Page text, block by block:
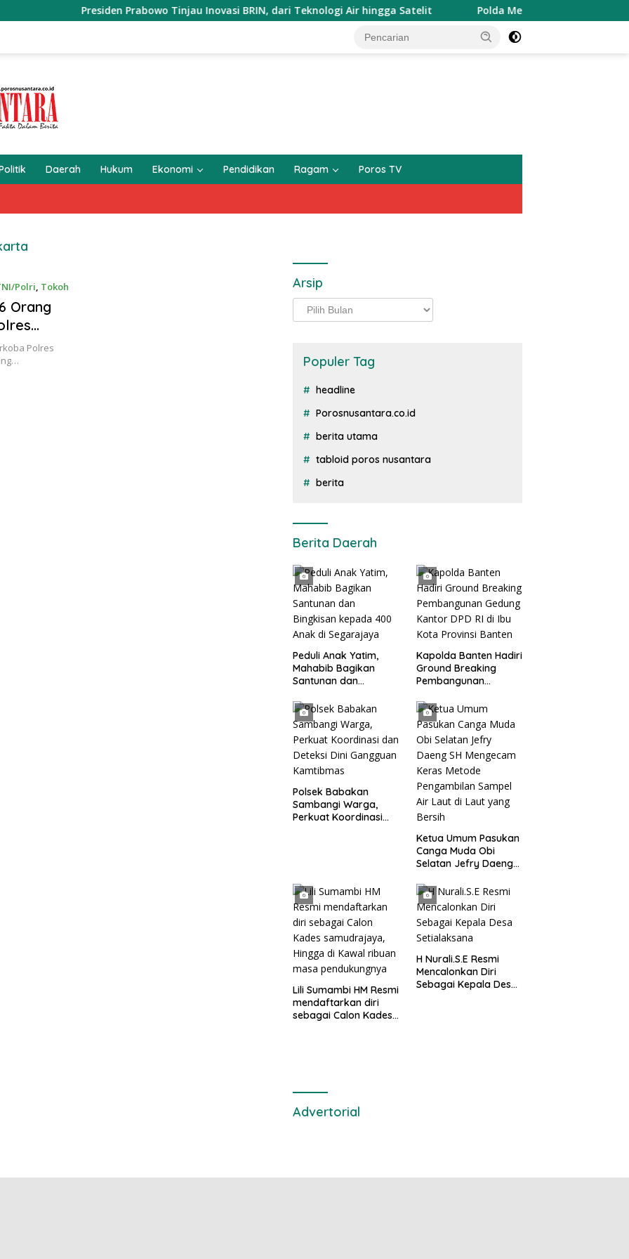
Presiden Prabowo Tinjau Inovasi BRIN, dari Teknologi Air hingga Satelit Polda Metro Jaya Luruskan Temuan
Daerah Hukum Ekonomi Pendidikan Ragam Poros TV
Polri, Tokoh
Orang
Polres
Arsip
Arsip
Populer Tag
headline
Porosnusantara.co.id
berita utama
tabloid poros nusantara
berita
Berita Daerah
Peduli Anak Yatim,
Mahabib Bagikan
Santunan dan
Anak di Segarajaya
Kapolda Banten Hadiri
Ground Breaking
Pembangunan
di Ibu Kota Provinsi
Banten
Polsek Babakan
Sambangi Warga,
Perkuat Koordinasi
Ketua Umum Pasukan
Canga Muda Obi
Selatan Jefry Daeng
Metode Pengambilan
Sampel Air Laut di
Laut yang Bersih
Lili Sumambi HM Resmi
mendaftarkan diri
sebagai Calon Kades
H Nurali.S.E Resmi
Mencalonkan Diri
Sebagai Kepala Desa
Advertorial